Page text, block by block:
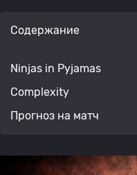
Содержание
Ninjas in Pyjamas
Complexity
Прогноз на матч